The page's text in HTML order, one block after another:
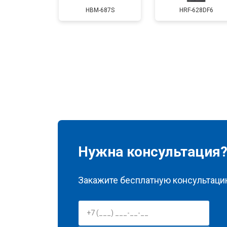
Замена нагревателя испарителя
HBM-687S HRF-628DF6
Нужна консультация?
Закажите бесплатную